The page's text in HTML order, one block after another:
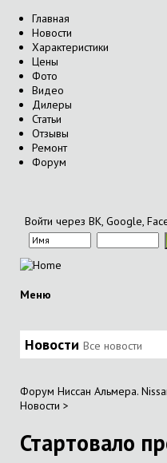
Главная
Новости
Характеристики
Цены
Фото
Видео
Дилеры
Статьи
Отзывы
Ремонт
Форум
Войти через ВК, Google,
Меню
Новости Все новости
Форум Ниссан Альмера.
Новости >
Стартовало